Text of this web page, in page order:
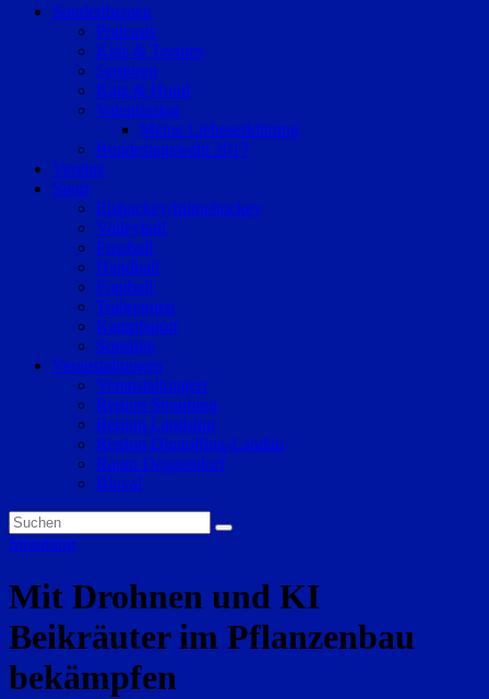
Sonderthemen
Podcasts
Kids & Teenies
Senioren
Katz & Hund
Valentinstag
Meine Liebeserklärung
Bundestagswahl 2017
Vereine
Sport
Eishockey/Inlinehockey
Volleyball
Fussball
Handball
Football
Trabrennen
Kampfsport
Sonstige
Veranstaltungen
Veranstaltungen
Region Straubing
Region Landshut
Region Dingolfing-Landau
Raum Deggendorf
Bluval
Straubing
Mit Drohnen und KI
Beikräuter im Pflanzenbau
bekämpfen